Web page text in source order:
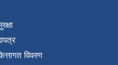
विवरण